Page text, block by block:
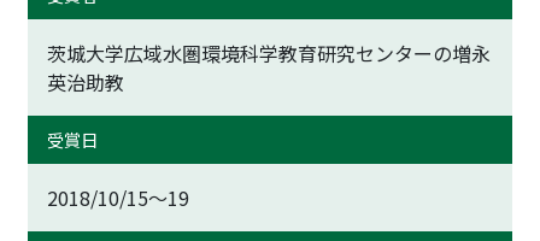
茨城大学広域水圏環境科学教育研究センターの増永
英治助教
受賞日
2018/10/15～19